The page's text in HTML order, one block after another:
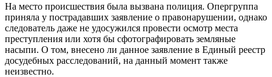
На место происшествия была вызвана полиция. Опергруппа
приняла у пострадавших заявление о правонарушении, однако
следователь даже не удосужился провести осмотр места
преступления или хотя бы сфотографировать земляные
насыпи. О том, внесено ли данное заявление в Единый реестр
досудебных расследований, на данный момент также
неизвестно.